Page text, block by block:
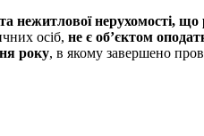
нежитлової нерухомості,
осіб, не є об’єктом
року, в якому завершено